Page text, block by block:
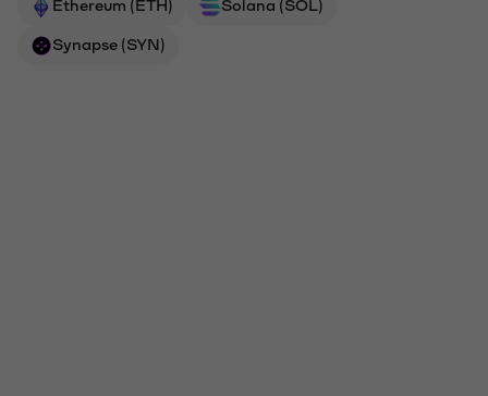
Ethereum (ETH) Solana (SOL)
Synapse (SYN)